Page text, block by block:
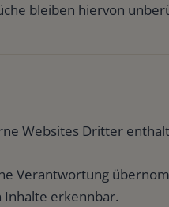
bleiben hiervon
Websites Dritter
Verantwortung
erkennbar.